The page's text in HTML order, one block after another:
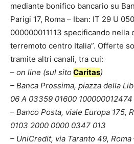
mediante bonifico bancario su
Parigi 17, Roma – Iban: IT 29 U
000000011113 specificando nella
terremoto centro Italia”. Offerte
tramite altri canali, tra cui:
– on line (sul sitoCaritas)
– Banca Prossima, piazza della
06 A 03359 01600 100000012474
– Banco Posta, viale Europa 175,
0103 2000 0000 0347 013
– UniCredit, via Taranto 49,